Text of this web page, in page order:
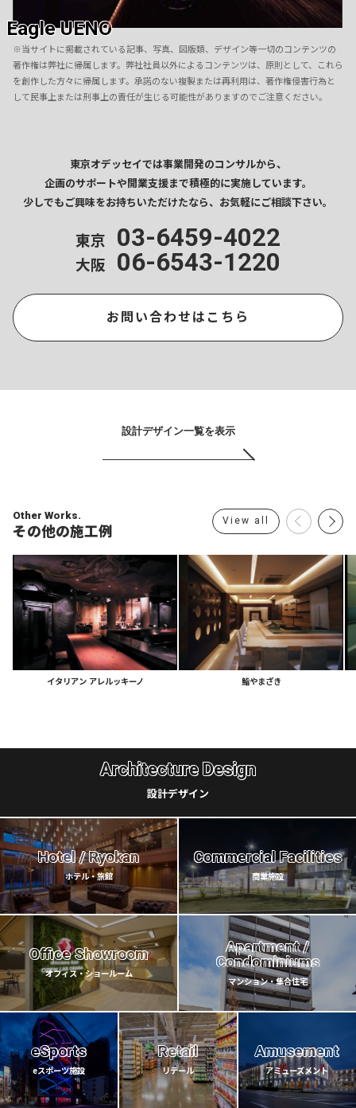
Eagle UENO
※当サイトに掲載されている記事、写真、図版類、デザイン等一切のコンテンツの
著作権は弊社に帰属します。弊社社員以外によるコンテンツは、原則として、これら
を創作した方々に帰属します。承諾のない複製または再利用は、著作権侵害行為と
して民事上または刑事上の責任が生じる可能性がありますのでご注意ください。
東京オデッセイでは事業開発のコンサルから、
企画のサポートや開業支援まで積極的に実施しています。
少しでもご興味をお持ちいただけたなら、 お気軽にご相談下さい。
東京 03-6459-4022
大阪 06-6543-1220
お問い合わせはこちら
設計デザイン一覧を表示
Other Works.
その他の施工例
イタリアン アレルッキーノ 鮨やまざき
View all
Architecture Design
設計デザイン
Hotel / Ryokan
ホテル・旅館
Commercial Facilities
商業施設
Office Showroom
オフィス・ショールーム
Apartment /
Condominiums
マンション・集合住宅
eSports
eスポーツ施設
Retail
リテール
Amusement
アミューズメント